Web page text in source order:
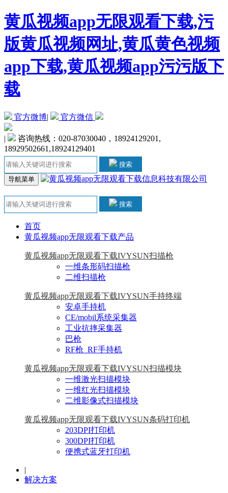
黄瓜视频app无限观看下载,污
版黄瓜视频网址,黄瓜黄色视频
app下载,黄瓜视频app污污版下
载
官方微博| 官方微信
|
咨询热线：020-87030040，18924129201,
18929502661,18924129401
搜索
导航菜单
搜索
首页
黄瓜视频app无限观看下载产品
黄瓜视频app无限观看下载IVYSUN扫描枪
一维条形码扫描枪
二维扫描枪
黄瓜视频app无限观看下载IVYSUN手持终端
安卓手持机
CE/mobil系统采集器
工业抗摔采集器
巴枪
RF枪_RF手持机
黄瓜视频app无限观看下载IVYSUN扫描模块
一维激光扫描模块
一维红光扫描模块
二维影像式扫描模块
黄瓜视频app无限观看下载IVYSUN条码打印机
203DPI打印机
300DPI打印机
便携式蓝牙打印机
|
解决方案